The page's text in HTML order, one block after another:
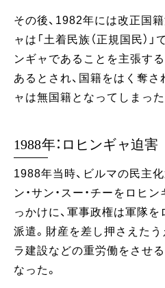
その後、1982年には改正国
ャは「土着民族（正規国民）
ンギャであることを主張す
あるとされ、国籍をはく奪
ャは無国籍となってしまった
1988年：ロヒンギャ迫害
1988年当時、ビルマの民主
ン・サン・スー・チーをロヒ
っかけに、軍事政権は軍隊
派遣。財産を差し押さえたう
ラ建設などの重労働をさせ
なった。